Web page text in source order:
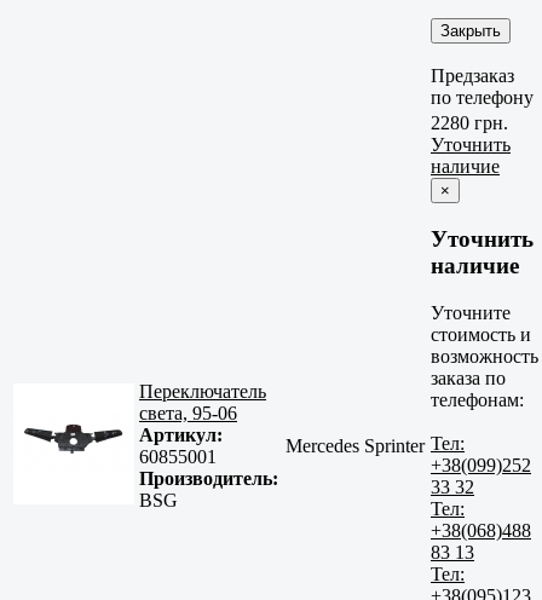
Закрыть
Предзаказ
по телефону
Переключатель
света, 95-06
Артикул:
60855001
Производитель:
BSG
Mercedes Sprinter
2280 грн.
Уточнить
наличие
×
Уточнить
наличие
Уточните
стоимость и
возможность
заказа по
телефонам:
Тел:
+38(099)252
33 32
Тел:
+38(068)488
83 13
Тел:
+38(095)123